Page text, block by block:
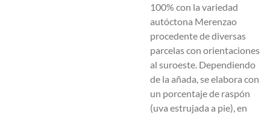
100% con la variedad
autóctona Merenzao
procedente de diversas
parcelas con orientaciones
al suroeste. Dependiendo
de la añada, se elabora con
un porcentaje de raspón
(uva estrujada a pie), en